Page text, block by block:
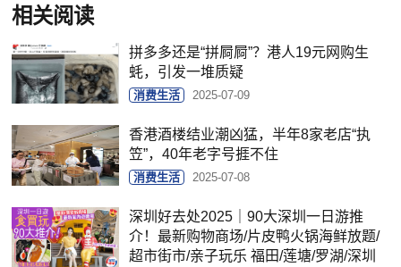
相关阅读
拼多多还是“拼屙屙”？港人19元网购生
蚝，引发一堆质疑
消费生活 2025-07-09
香港酒楼结业潮凶猛，半年8家老店“执
笠”，40年老字号捱不住
消费生活 2025-07-08
深圳好去处2025｜90大深圳一日游推
介！最新购物商场/片皮鸭火锅海鲜放题/
超市街市/亲子玩乐 福田/莲塘/罗湖/深圳